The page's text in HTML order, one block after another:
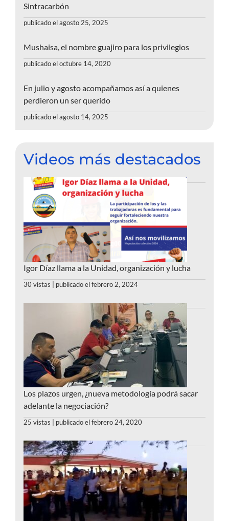
Sintracarbón
publicado el agosto 25, 2025
Mushaisa, el nombre guajiro para los privilegios
publicado el octubre 14, 2020
En julio y agosto acompañamos así a quienes
perdieron un ser querido
publicado el agosto 14, 2025
Videos más destacados
Igor Díaz llama a la Unidad, organización y lucha
30 vistas publicado el febrero 2, 2024
Los plazos urgen, ¿nueva metodología podrá sacar
adelante la negociación?
25 vistas publicado el febrero 24, 2020